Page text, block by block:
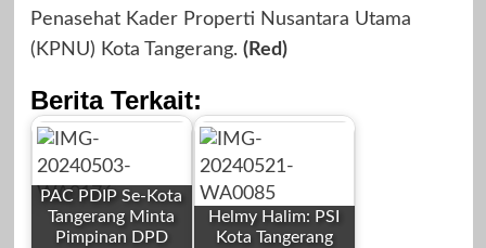
Penasehat Kader Properti Nusantara Utama
(KPNU) Kota Tangerang. (Red)
Berita Terkait:
PAC PDIP Se-Kota
Tangerang Minta
Pimpinan DPD
Helmy Halim: PSI
Kota Tangerang